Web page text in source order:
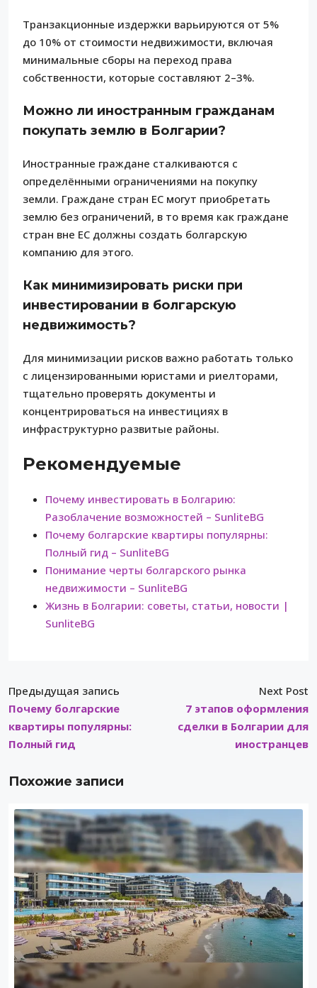
Транзакционные издержки варьируются от 5%
до 10% от стоимости недвижимости, включая
минимальные сборы на переход права
собственности, которые составляют 2–3%.
Можно ли иностранным гражданам
покупать землю в Болгарии?
Иностранные граждане сталкиваются с
определёнными ограничениями на покупку
земли. Граждане стран ЕС могут приобретать
землю без ограничений, в то время как граждане
стран вне ЕС должны создать болгарскую
компанию для этого.
Как минимизировать риски при
инвестировании в болгарскую
недвижимость?
Для минимизации рисков важно работать только
с лицензированными юристами и риелторами,
тщательно проверять документы и
концентрироваться на инвестициях в
инфраструктурно развитые районы.
Рекомендуемые
Почему инвестировать в Болгарию:
Разоблачение возможностей – SunliteBG
Почему болгарские квартиры популярны:
Полный гид – SunliteBG
Понимание черты болгарского рынка
недвижимости – SunliteBG
Жизнь в Болгарии: советы, статьи, новости |
SunliteBG
Предыдущая запись
Почему болгарские
квартиры популярны:
Полный гид
Next Post
7 этапов оформления
сделки в Болгарии для
иностранцев
Похожие записи